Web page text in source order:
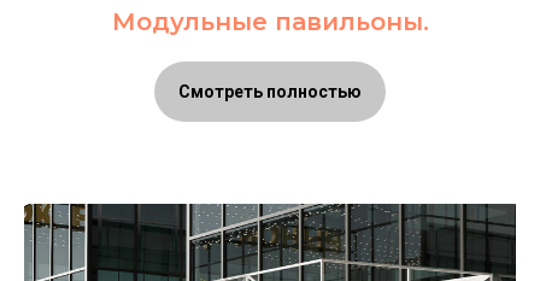
Модульные павильоны.
Смотреть полностью